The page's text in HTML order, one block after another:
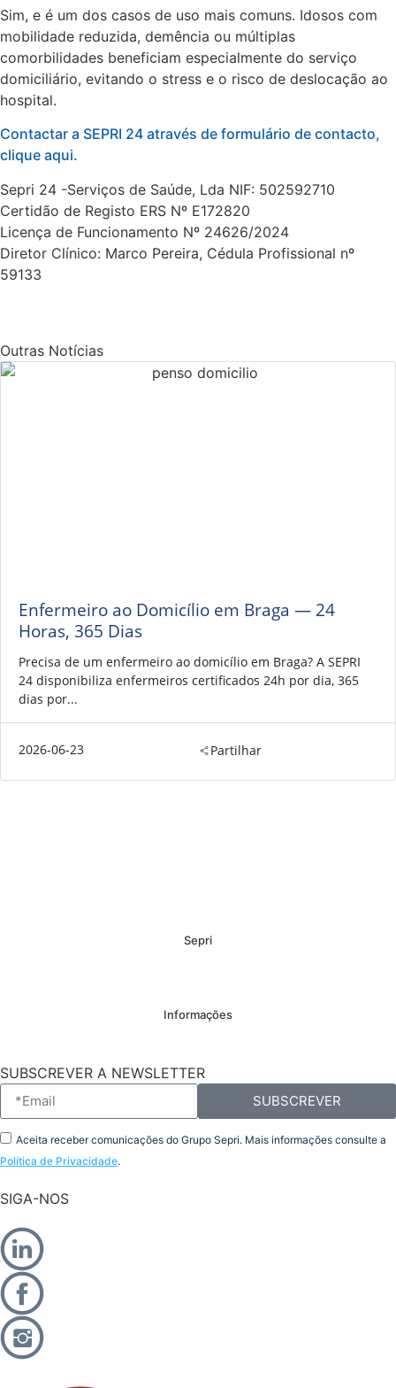
Sim, e é um dos casos de uso mais comuns. Idosos com
mobilidade reduzida, demência ou múltiplas
comorbilidades beneficiam especialmente do serviço
domiciliário, evitando o stress e o risco de deslocação ao
hospital.
Contactar a SEPRI 24 através de formulário de contacto,
clique aqui.
Sepri 24 -Serviços de Saúde, Lda NIF: 502592710
Certidão de Registo ERS Nº E172820
Licença de Funcionamento Nº 24626/2024
Diretor Clínico: Marco Pereira, Cédula Profissional nº
59133
Outras Notícias
Enfermeiro ao Domicílio em Braga — 24
Horas, 365 Dias
Precisa de um enfermeiro ao domicílio em Braga? A SEPRI
24 disponibiliza enfermeiros certificados 24h por dia, 365
dias por...
2026-06-23 Partilhar
Sepri
Informações
SUBSCREVER A NEWSLETTER
Aceita receber comunicações do Grupo Sepri. Mais informações consulte a
Política de Privacidade.
SUBSCREVER
SIGA-NOS